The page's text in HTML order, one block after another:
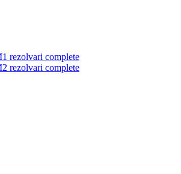
rezolvari complete
rezolvari complete